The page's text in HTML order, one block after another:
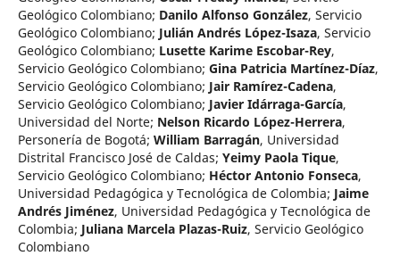
Geológico Colombiano; Danilo Alfonso González, Servicio
Geológico Colombiano; Julián Andrés López-Isaza, Servicio
Geológico Colombiano; Lusette Karime Escobar-Rey,
Servicio Geológico Colombiano; Gina Patricia Martínez-Díaz,
Servicio Geológico Colombiano; Jair Ramírez-Cadena,
Servicio Geológico Colombiano; Javier Idárraga-García,
Universidad del Norte; Nelson Ricardo López-Herrera,
Personería de Bogotá; William Barragán, Universidad
Distrital Francisco José de Caldas; Yeimy Paola Tique,
Servicio Geológico Colombiano; Héctor Antonio Fonseca,
Universidad Pedagógica y Tecnológica de Colombia; Jaime
Andrés Jiménez, Universidad Pedagógica y Tecnológica de
Colombia; Juliana Marcela Plazas-Ruiz, Servicio Geológico
Colombiano